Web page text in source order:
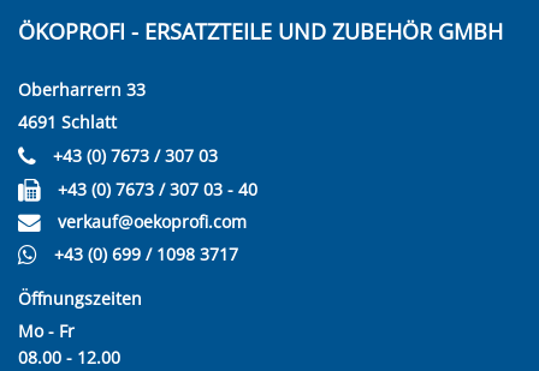
ÖKOPROFI - ERSATZTEILE UND ZUBEHÖR GMBH
Oberharrern 33
4691 Schlatt
+43 (0) 7673 / 307 03
+43 (0) 7673 / 307 03 - 40
verkauf@oekoprofi.com
+43 (0) 699 / 1098 3717
Öffnungszeiten
Mo - Fr
08.00 - 12.00